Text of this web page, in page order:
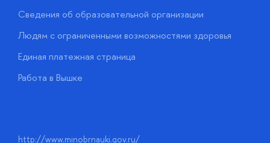
Сведения об образовательной организации
Людям с ограниченными возможностями здоровья
Единая платежная страница
Работа в Вышке
http://www.minobrnauki.gov.ru/